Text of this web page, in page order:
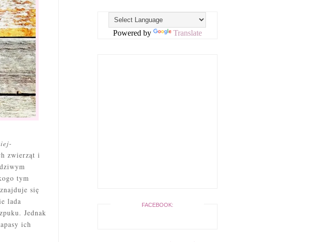
zwierząt i
tym
się
lada
Jednak
ich
Powered by Translate
FACEBOOK: